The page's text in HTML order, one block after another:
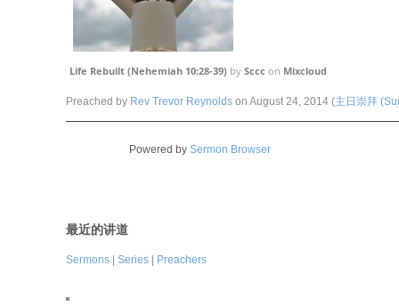
Life Rebuilt (Nehemiah 10:28-39) by Sccc on Mixcloud
Preached by Rev Trevor Reynolds on August 24, 2014 (主日崇拜
Powered by Sermon Browser
最近的讲道
Sermons | Series | Preachers